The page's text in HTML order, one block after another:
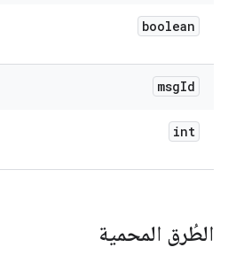
boolean
msgId
int
الطُرق المحمية